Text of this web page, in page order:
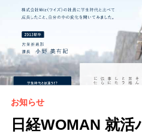
お知らせ
日経WOMAN 就